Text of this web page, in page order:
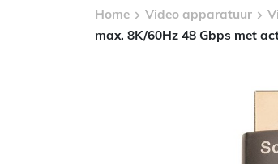
Home Video apparatuur
max. 8K/60Hz 48 Gbps met